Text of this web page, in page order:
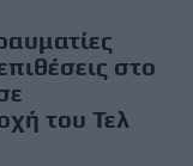
στο
του Τελ